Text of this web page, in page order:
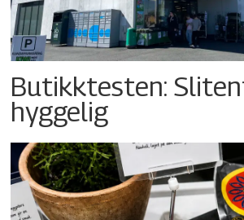
Butikktesten:
hyggelig